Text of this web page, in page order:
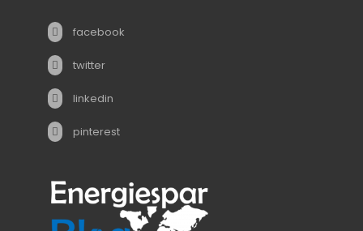
facebook
twitter
linkedin
pinterest